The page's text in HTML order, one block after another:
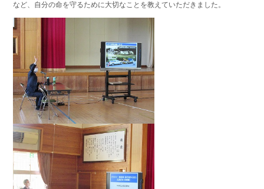
など、自分の命を守るために大切なことを教えていただきました。